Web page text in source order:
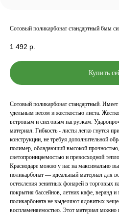
Сотовый поликарбонат стандартный 6мм
1 492 р.
Купить
Сотовый поликарбонат стандартный.
удельным весом и жесткостью листа.
ветровым и снеговым нагрузкам.
материал. Гибкость - листы легко гнутся
конструкции, не требуя дополнительной
полимер, обладающий высокой
светопроницаемостью и превосходной
Краснодаре можно у нас на максимально
поликарбонат — идеальный материал для
остекления зенитных фонарей в торговых
покрытия бассейнов, летних кафе, веранд
поликарбоната не выделяют ядовитых
воспламеняемостью. Этот материал можно